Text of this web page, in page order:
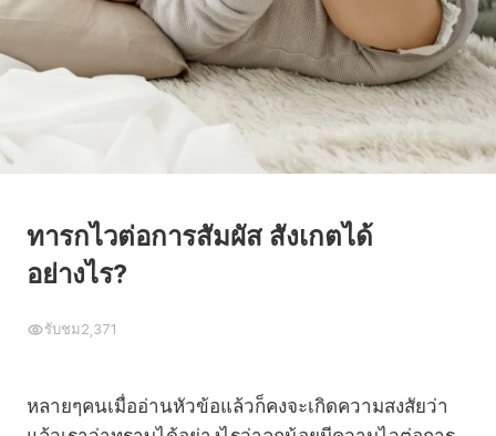
ทารกไวต่อการสัมผัส สังเกตได้
อย่างไร?
รับชม2,371
หลายๆคนเมื่ออ่านหัวข้อแล้วก็คงจะเกิดความสงสัยว่า